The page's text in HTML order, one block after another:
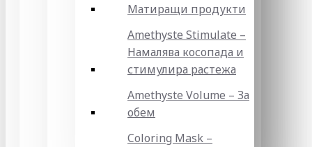
Матиращи продукти
Amethyste Stimulate –
Намалява косопада и
стимулира растежа
Amethyste Volume – За
обем
Coloring Mask –